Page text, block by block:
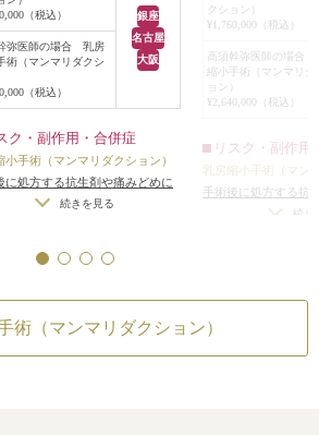
広がって、バスト全体が垂れ
ていました。
は、「Dカップくらいの大き
て、垂れているバストをバス
プし、できれば乳輪も小さく
小手術（マンマリダクショ
することになりました。
酔下に両側同時に行うことに
切除し、脂肪吸引と乳腺切除
しました。
囲の余分な皮膚も切除し、乳
（税込）
銀座
名古屋
大阪
弥医師の場合 乳房
術（マンマリダクシ
（税込）
ク・副作用・合併症
小手術（マンマリダクション）
に処方する抗生剤や痛みどめに
レルギー症状/仕上がりのわず
イドになる可能性
続きを見る
し、形を綺麗に整
かなりのサイズダ
り、侵襲が大きく
空けて、片方ずつ
手術は、片側につ
引を行い、余分な
縫合しました。
がり、形が綺麗に
トの下の皮膚が被
クション）
¥1,760,000（税込）
高須幹弥医師の場合
縮小手術（マンマリダ
ョン）
¥2,640,000（税込）
リスク・副作用
乳房縮小手術（マン
手術後に処方する抗
よるアレルギー症状
続き
術（マンマリダクション）